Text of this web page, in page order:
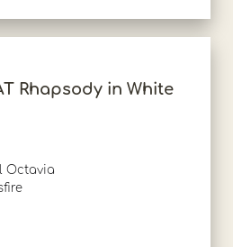
Rhapsody in White
Octavia